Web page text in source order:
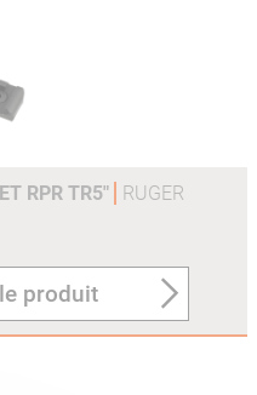
RPR TR5" RUGER
produit